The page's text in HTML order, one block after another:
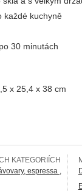
každé kuchyně
30 minutách
x 25,4 x 38 cm
KATEGORIÍCH
espressa ,